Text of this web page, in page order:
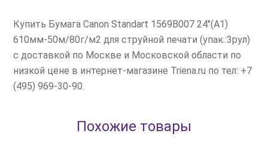
Купить Бумага Canon Standart 1569B007 24"(A1)
610мм-50м/80г/м2 для струйной печати (упак.:3рул)
с доставкой по Москве и Московской области по
низкой цене в интернет-магазине Triena.ru по тел: +7
(495) 969-30-90.
Похожие товары